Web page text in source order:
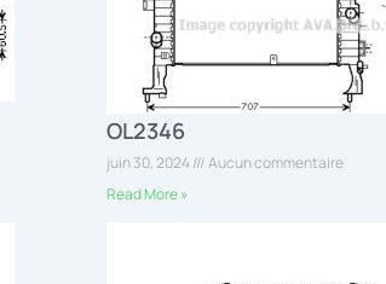
OL2346
juin 30, 2024
Aucun commentaire
Read More »